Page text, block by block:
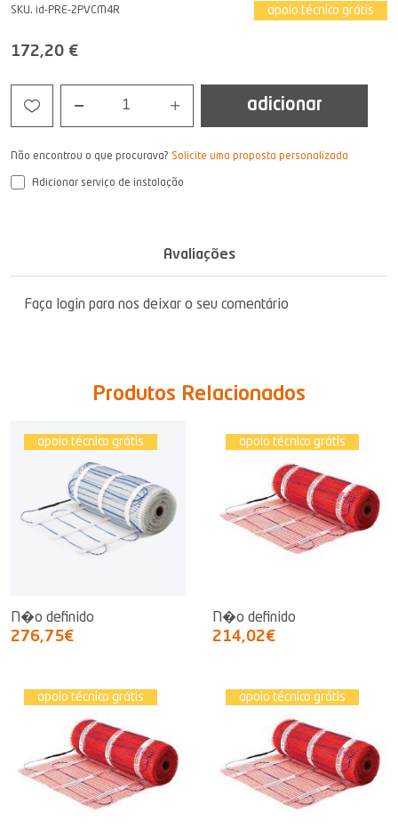
SKU. id-PRE-2PVCM4R apoio técnico grátis
172,20 €
1 adicionar
Não encontrou o que procurava? Solicite uma proposta personalizada
Adicionar serviço de instalação
Avaliações
Faça login para nos deixar o seu comentário
Produtos Relacionados
apoio técnico grátis
N�o definido
276,75€
apoio técnico grátis
N�o definido
214,02€
apoio técnico grátis apoio técnico grátis